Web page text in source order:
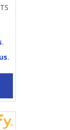
.
.